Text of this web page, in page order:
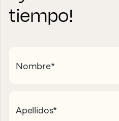
tiempo!
Nombre*
Apellidos*